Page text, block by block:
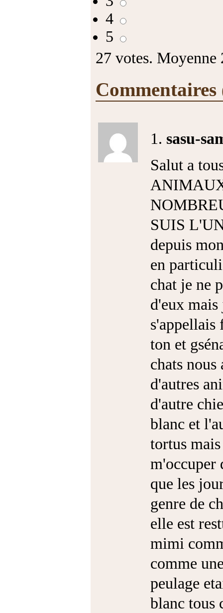
4
5
27 votes. Moyenne
Commentaires
1. sasu-
Salut a
SUIS
depuis
en
chat je ne
d'eux
s'appellais
ton et
chats
d'autres
d'autre
blanc et
tortus
m'occuper
que les
genre de
elle est
mimi
comme
peulage
blanc tous